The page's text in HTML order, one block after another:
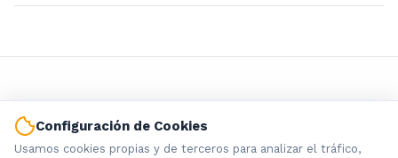
Configuración de Cookies
Usamos cookies propias y de terceros para analizar el tráfico,